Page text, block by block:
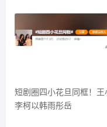
短剧圈四小花旦同框！王
李柯以韩雨彤岳